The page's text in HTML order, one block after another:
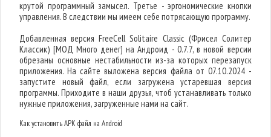
крутой программный замысел. Третье - эргономические кнопки
управления. В следствии мы имеем себе потрясающую программу.
Добавленная версия FreeCell Solitaire Classic (Фрисел Солитер
Классик) [МОД Много денег] на Андроид - 0.7.7, в новой версии
обрезаны основные нестабильности из-за которых перезапуск
приложения. На сайте выложена версия файла от 07.10.2024 -
запустите новый файл, если загружена устаревшая версия
программы. Приходите в наши друзья, чтоб устанавливать только
нужные приложения, загруженные нами на сайт.
Как установить APK файл на Android